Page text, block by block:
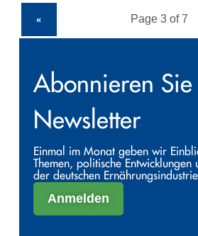
«
Abonnieren Sie
Newsletter
Einmal im Monat geben wir
Themen, politische Entwicklungen
der deutschen
Anmelden